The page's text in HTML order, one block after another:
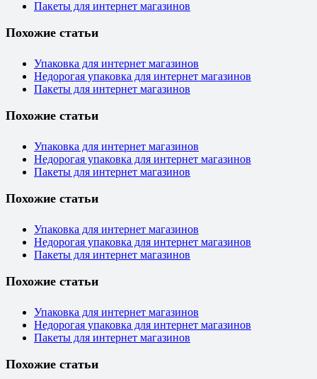
Пакеты для интернет магазинов
Похожие статьи
Упаковка для интернет магазинов
Недорогая упаковка для интернет магазинов
Пакеты для интернет магазинов
Похожие статьи
Упаковка для интернет магазинов
Недорогая упаковка для интернет магазинов
Пакеты для интернет магазинов
Похожие статьи
Упаковка для интернет магазинов
Недорогая упаковка для интернет магазинов
Пакеты для интернет магазинов
Похожие статьи
Упаковка для интернет магазинов
Недорогая упаковка для интернет магазинов
Пакеты для интернет магазинов
Похожие статьи